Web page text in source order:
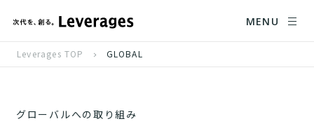
MENU
Leverages TOP GLOBAL
グローバルへの取り組み